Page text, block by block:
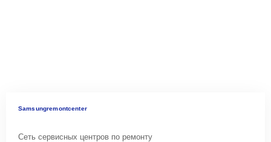
Samsungremontcenter
Сеть сервисных центров по ремонту